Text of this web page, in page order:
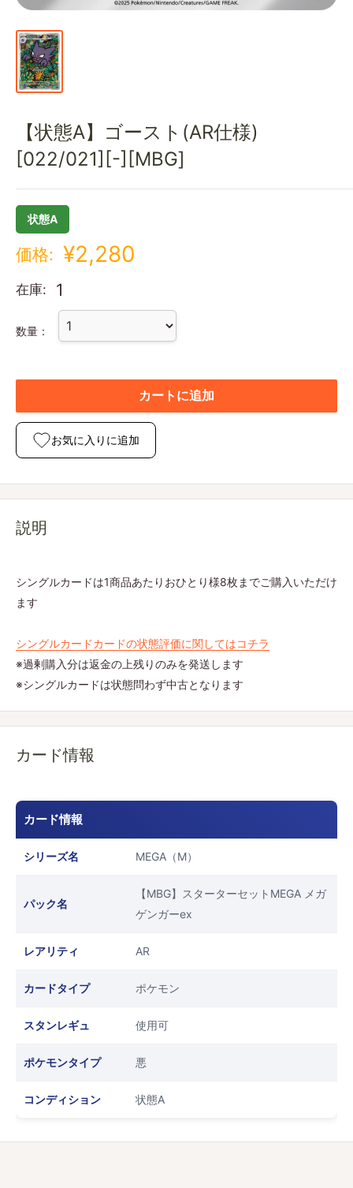
【状態A】ゴースト(AR仕様)
[022/021][-][MBG]
状態A
価格: ¥2,280
在庫: 1
数量：
カートに追加
お気に入りに追加
説明
シングルカードは1商品あたりおひとり様8枚までご購入いただけ
ます
シングルカードカードの状態評価に関してはコチラ
※過剰購入分は返金の上残りのみを発送します
※シングルカードは状態問わず中古となります
カード情報
カード情報
シリーズ名 MEGA（M）
パック名
【MBG】スターターセットMEGA メガ
ゲンガーex
レアリティ AR
カードタイプ ポケモン
スタンレギュ 使用可
ポケモンタイプ 悪
コンディション 状態A